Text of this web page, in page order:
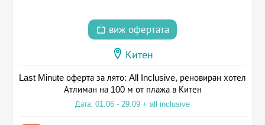
виж офертата
Китен
Last Minute оферта за лято: All Inclusive, реновиран хотел
Атлиман на 100 м от плажа в Китен
Дата: 01.06 - 29.09 + all inclusive